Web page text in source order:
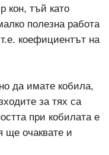
кон, тъй като
полезна работа
коефициентът на
да имате кобила,
за тях са
при кобилата е
ще очаквате и